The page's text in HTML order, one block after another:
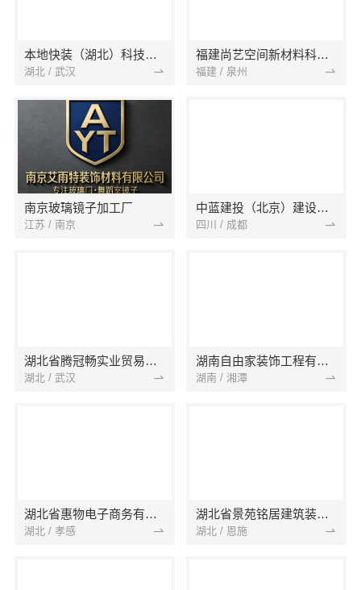
本地快装（湖北）科技有限公司
湖北 / 武汉
福建尚艺空间新材料科技有限公司
福建 / 泉州
南京玻璃镜子加工厂
江苏 / 南京
中蓝建投（北京）建设有限公司四川第一分公司
四川 / 成都
湖北省腾冠畅实业贸易有限公司
湖北 / 武汉
湖南自由家装饰工程有限公司
湖南 / 湘潭
湖北省惠物电子商务有限公司
湖北 / 孝感
湖北省景苑铭居建筑装饰有限公司
湖北 / 恩施